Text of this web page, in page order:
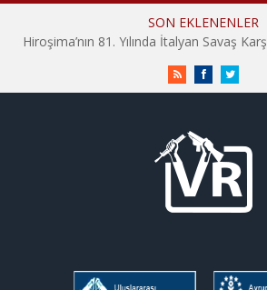
SON EKLENENLER
RSS FacebookTwitter